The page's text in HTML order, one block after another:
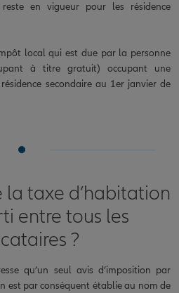
reste en vigueur pour les résidence
local qui est due par la personne
à titre gratuit) occupant une
secondaire au 1er janvier de
la taxe d’habitation
entre tous les
?
qu’un seul avis d’imposition par
est par conséquent établie au nom de